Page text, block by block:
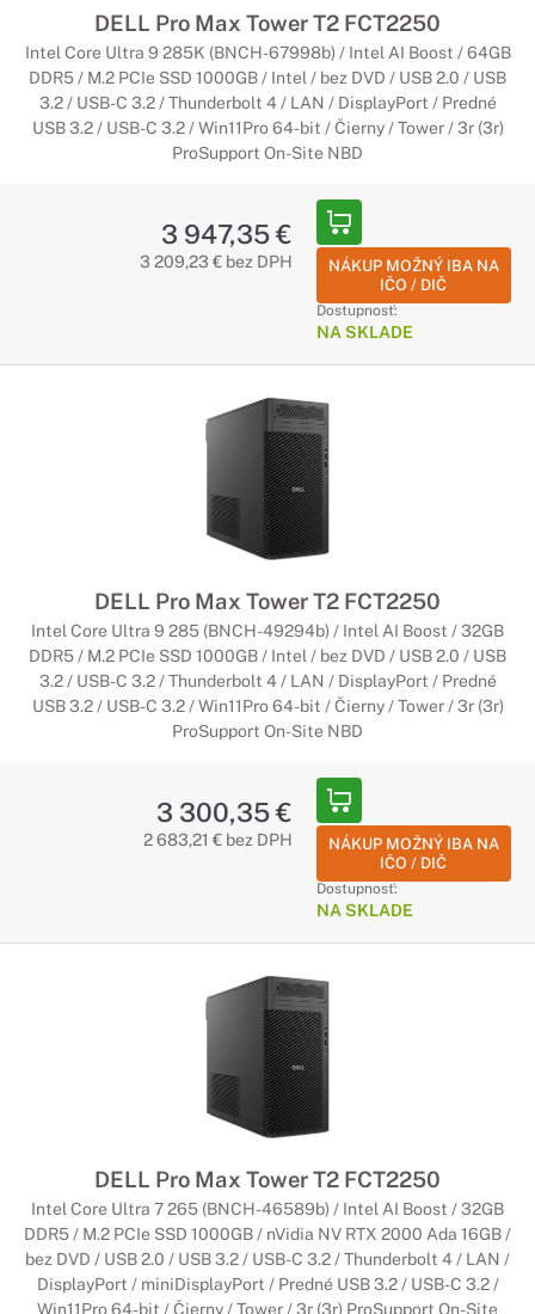
DELL Pro Max Tower T2 FCT2250
Intel Core Ultra 9 285K (BNCH-67998b) / Intel AI Boost / 64GB
DDR5 / M.2 PCIe SSD 1000GB / Intel / bez DVD / USB 2.0 / USB
3.2 / USB-C 3.2 / Thunderbolt 4 / LAN / DisplayPort / Predné
USB 3.2 / USB-C 3.2 / Win11Pro 64-bit / Čierny / Tower / 3r (3r)
ProSupport On-Site NBD
3 947,35 €
3 209,23 € bez DPH
NÁKUP MOŽNÝ IBA NA
IČO / DIČ
Dostupnosť:
NA SKLADE
DELL Pro Max Tower T2 FCT2250
Intel Core Ultra 9 285 (BNCH-49294b) / Intel AI Boost / 32GB
DDR5 / M.2 PCIe SSD 1000GB / Intel / bez DVD / USB 2.0 / USB
3.2 / USB-C 3.2 / Thunderbolt 4 / LAN / DisplayPort / Predné
USB 3.2 / USB-C 3.2 / Win11Pro 64-bit / Čierny / Tower / 3r (3r)
ProSupport On-Site NBD
3 300,35 €
2 683,21 € bez DPH
NÁKUP MOŽNÝ IBA NA
IČO / DIČ
Dostupnosť:
NA SKLADE
DELL Pro Max Tower T2 FCT2250
Intel Core Ultra 7 265 (BNCH-46589b) / Intel AI Boost / 32GB
DDR5 / M.2 PCIe SSD 1000GB / nVidia NV RTX 2000 Ada 16GB /
bez DVD / USB 2.0 / USB 3.2 / USB-C 3.2 / Thunderbolt 4 / LAN /
DisplayPort / miniDisplayPort / Predné USB 3.2 / USB-C 3.2 /
Win11Pro 64-bit / Čierny / Tower / 3r (3r) ProSupport On-Site